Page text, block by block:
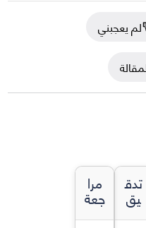
لم يعجبني
تدق
يق
مرا
جعة